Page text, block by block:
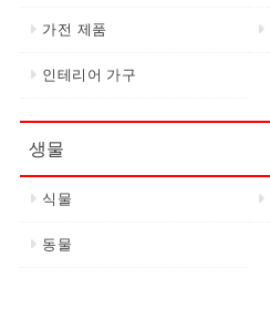
가전 제품
인테리어 가구
생물
식물
동물